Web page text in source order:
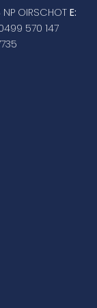
OIRSCHOTE:
570 147